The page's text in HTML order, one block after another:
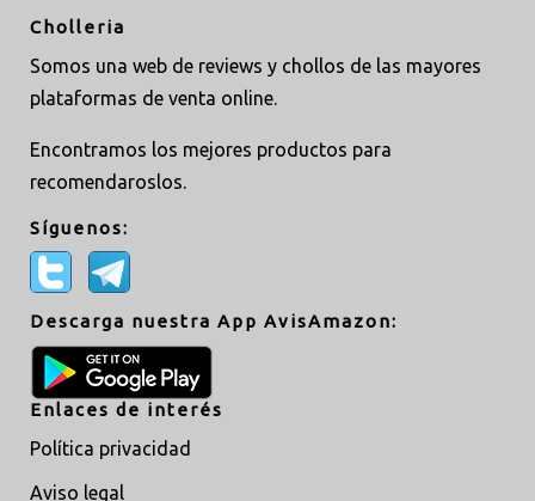
Cholleria
Somos una web de reviews y chollos de las mayores
plataformas de venta online.
Encontramos los mejores productos para
recomendaroslos.
Síguenos:
Descarga nuestra App AvisAmazon:
Enlaces de interés
Política privacidad
Aviso legal